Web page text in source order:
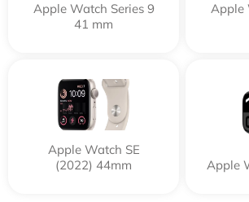
Apple Watch Series 9
41 mm
Apple
Apple Watch SE
(2022) 44mm
Apple